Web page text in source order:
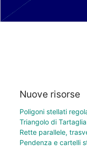
Nuove risorse
Poligoni stellati
Triangolo di
Rette parallele,
Pendenza e cartelli